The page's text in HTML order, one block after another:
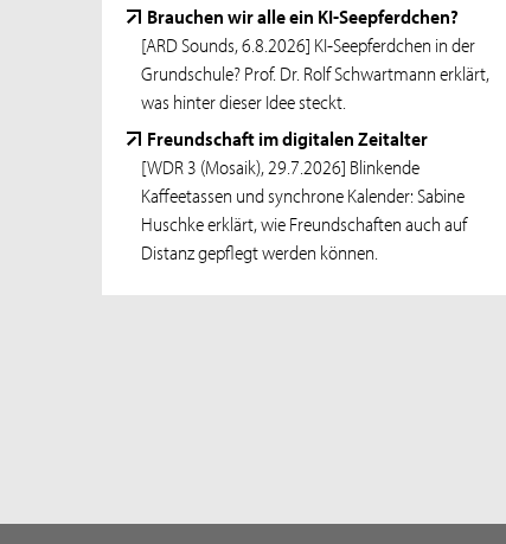
Offene Zoom-Sprechstunde für
Promotionsinteressierte und Promovierende
11.08.26 - Workshop
Erfolgreich Eigenkapital finden: Mach dich
interessant für Investoren
11.08.26 - Zoom-Sprechstunde
Online-Sprechstunde für Studieninteressierte
und Studierende mit Fluchthintergrund
Brauchen wir alle ein KI-Seepferdchen?
[ARD Sounds, 6.8.2026] KI-Seepferdchen in der
Grundschule? Prof. Dr. Rolf Schwartmann erklärt,
was hinter dieser Idee steckt.
Freundschaft im digitalen Zeitalter
[WDR 3 (Mosaik), 29.7.2026] Blinkende
Kaffeetassen und synchrone Kalender: Sabine
Huschke erklärt, wie Freundschaften auch auf
Distanz gepflegt werden können.